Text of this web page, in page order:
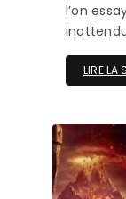
l’on
LIRE LA